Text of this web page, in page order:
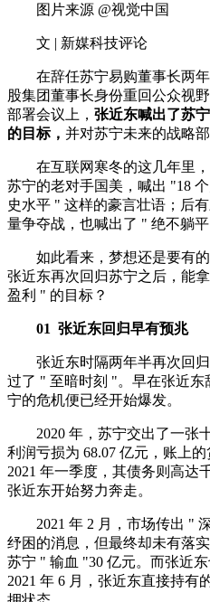
图片来源 @视觉中国
文 | 新媒科技评论
在辞任苏宁易购董事长两
股集团董事长身份重回公众视
部署会议上， 张近东喊出了苏
的目标， 并对苏宁未来的战略
在互联网寒冬的这几年里
苏宁的老对手国美，喊出 "18
史水平 " 这样的豪言壮语；后
量争夺战，也喊出了 " 绝不躺
如此看来，梦想还是要有
张近东再次回归苏宁之后，能
盈利 " 的目标？
01 张近东回归早有预兆
张近东时隔两年半再次回
过了 " 至暗时刻 "。早在张近
宁的危机便已经开始爆发。
2020 年，苏宁交出了一张
利润亏损为 68.07 亿元，账上
2021 年一季度，其债务则高达
张近东开始努力奔走。
2021 年 2 月，市场传出 "
纾困的消息，但最终却未有落
苏宁 " 输血 "30 亿元。而张近
2021 年 6 月，张近东直接持有